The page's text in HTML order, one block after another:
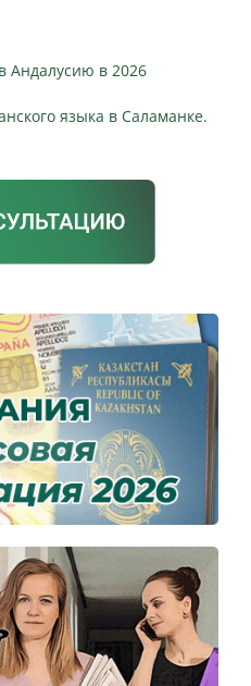
Андалусию в 2026
языка в Саламанке.